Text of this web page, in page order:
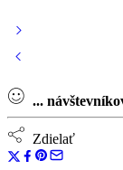
...
Zdielať